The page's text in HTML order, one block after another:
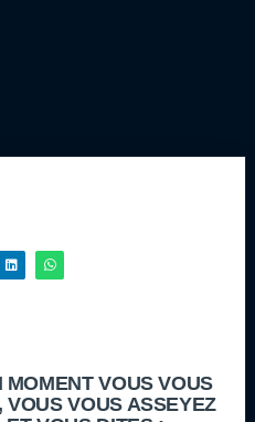
VOUS VOUS
VOUS ASSEYEZ